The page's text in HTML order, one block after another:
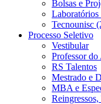
Bolsas e
Tecnounisc
Processo Seletivo
Vestibular
Professor do
RS Talentos
Mestrado e
MBA e